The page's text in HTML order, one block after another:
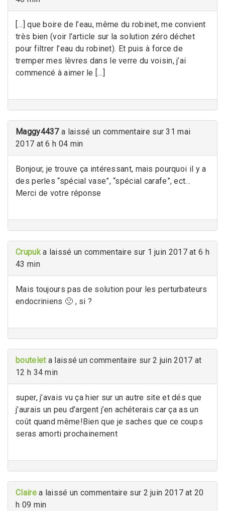
[…] que boire de l’eau, même du robinet, me convient
très bien (voir l’article sur la solution zéro déchet
pour filtrer l’eau du robinet). Et puis à force de
tremper mes lèvres dans le verre du voisin, j’ai
commencé à aimer le […]
Maggy4437 a laissé un commentaire sur 31 mai
2017 at 6 h 04 min
Bonjour, je trouve ça intéressant, mais pourquoi il y a
des perles “spécial vase”, “spécial carafe”, ect…
Merci de votre réponse
Crupuk a laissé un commentaire sur 1 juin 2017 at 6 h
43 min
Mais toujours pas de solution pour les perturbateurs
endocriniens 🙁 , si ?
boutelet a laissé un commentaire sur 2 juin 2017 at
12 h 34 min
super, j’avais vu ça hier sur un autre site et dés que
j’aurais un peu d’argent j’en achéterais car ça as un
coût quand même!Bien que je saches que ce coups
seras amorti prochainement
Claire a laissé un commentaire sur 2 juin 2017 at 20
h 09 min